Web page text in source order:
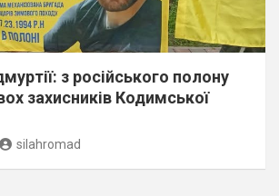
з російського полону
захисників Кодимської
silahromad